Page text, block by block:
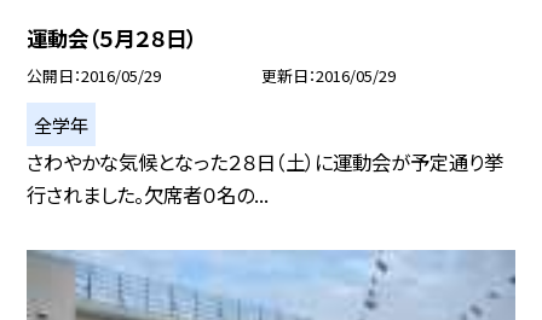
運動会（５月２８日）
公開日 2016/05/29 更新日 2016/05/29
全学年
さわやかな気候となった２８日（土）に運動会が予定通り挙
行されました。欠席者０名の...